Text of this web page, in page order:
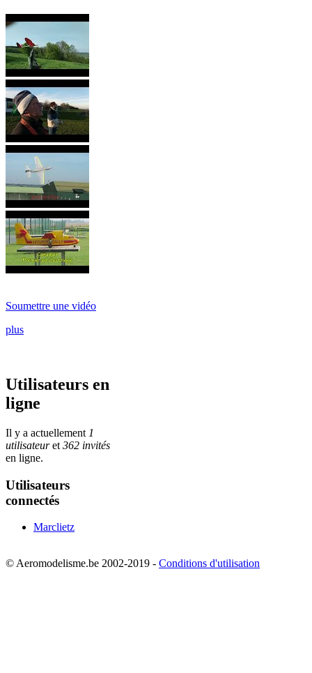
Soumettre une vidéo
plus
Utilisateurs en
ligne
Il y a actuellement 1
utilisateuret 362 invités
en ligne.
Utilisateurs
connectés
Marclietz
© Aeromodelisme.be 2002-2019 - Conditions d'utilisation